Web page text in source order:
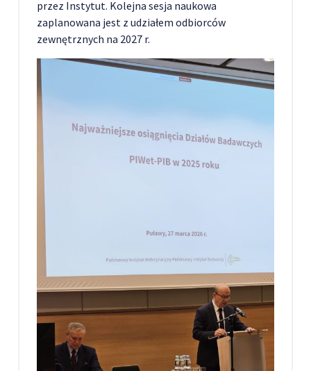
przez Instytut. Kolejna sesja naukowa
zaplanowana jest z udziałem odbiorców
zewnętrznych na 2027 r.